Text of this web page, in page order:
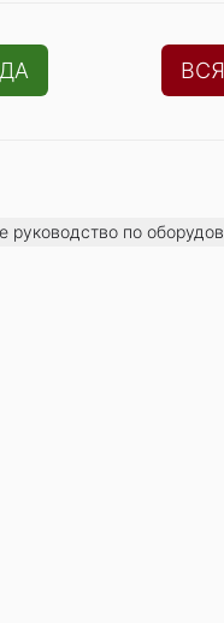
руководство по